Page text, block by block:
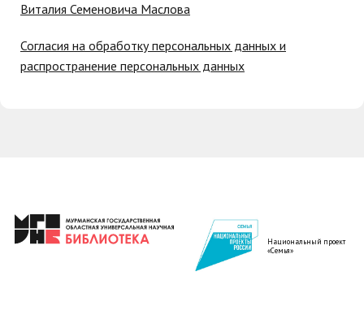
Виталия Семеновича Маслова
Согласия на обработку персональных данных и
распространение персональных данных
Национальный проект
«Семья»